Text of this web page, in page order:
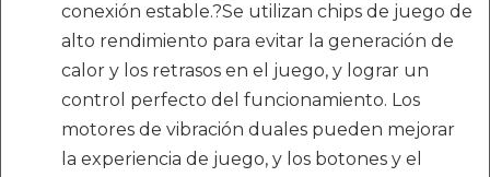
conexión estable.?Se utilizan chips de juego de
alto rendimiento para evitar la generación de
calor y los retrasos en el juego, y lograr un
control perfecto del funcionamiento. Los
motores de vibración duales pueden mejorar
la experiencia de juego, y los botones y el